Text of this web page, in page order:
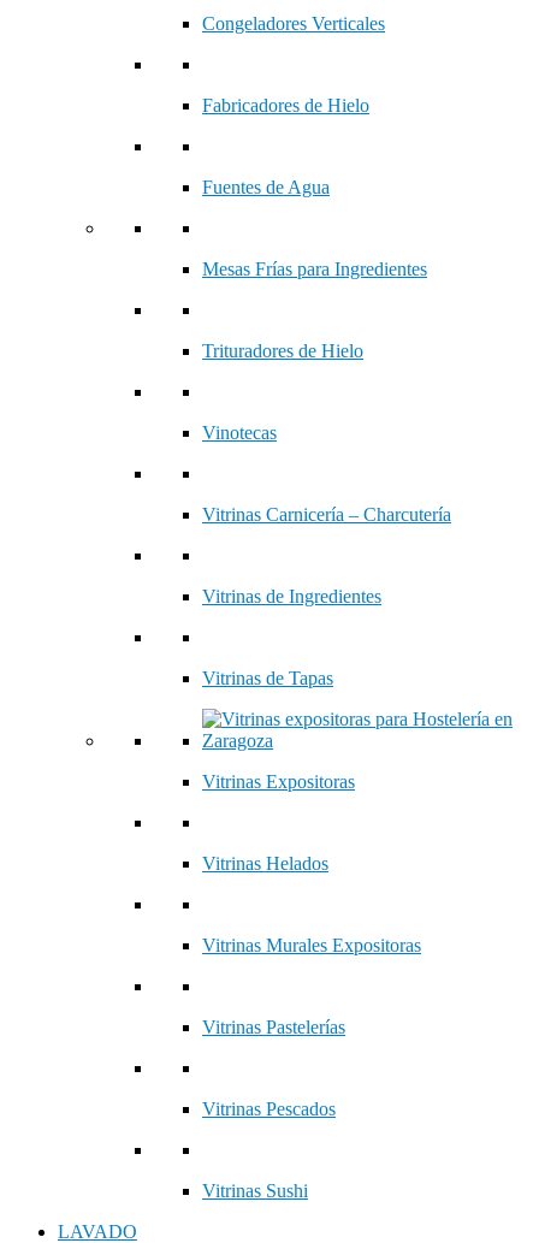
Congeladores Verticales
Fabricadores de Hielo
Fuentes de Agua
Mesas Frías para Ingredientes
Trituradores de Hielo
Vinotecas
Vitrinas Carnicería – Charcutería
Vitrinas de Ingredientes
Vitrinas de Tapas
Vitrinas Expositoras
Vitrinas Helados
Vitrinas Murales Expositoras
Vitrinas Pastelerías
Vitrinas Pescados
Vitrinas Sushi
LAVADO